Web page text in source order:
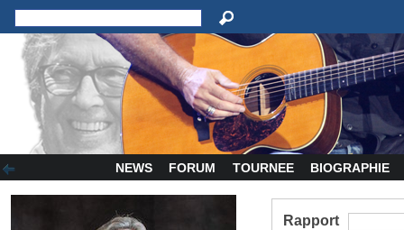
NEWS FORUM TOURNEE BIOGRAPHIE
Rapport